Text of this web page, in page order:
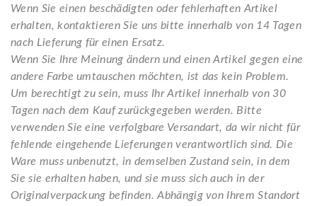
Wenn Sie einen beschädigten oder fehlerhaften Artikel
erhalten, kontaktieren Sie uns bitte innerhalb von 14 Tagen
nach Lieferung für einen Ersatz.
Wenn Sie Ihre Meinung ändern und einen Artikel gegen eine
andere Farbe umtauschen möchten, ist das kein Problem.
Um berechtigt zu sein, muss Ihr Artikel innerhalb von 30
Tagen nach dem Kauf zurückgegeben werden. Bitte
verwenden Sie eine verfolgbare Versandart, da wir nicht für
fehlende eingehende Lieferungen verantwortlich sind. Die
Ware muss unbenutzt, in demselben Zustand sein, in dem
Sie sie erhalten haben, und sie muss sich auch in der
Originalverpackung befinden. Abhängig von Ihrem Standort